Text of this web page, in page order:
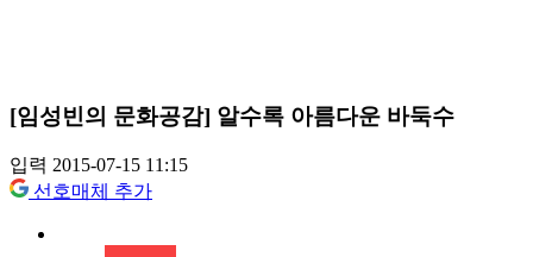
[임성빈의 문화공감] 알수록 아름다운 바둑수
입력 2015-07-15 11:15
선호매체 추가